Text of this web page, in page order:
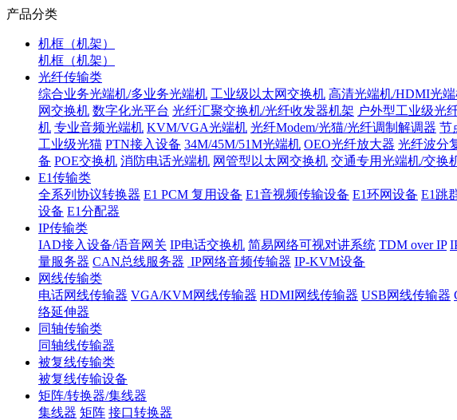
产品分类
机框（机架）
机框（机架）
光纤传输类
综合业务光端机/多业务光端机 工业级以太网交换机 高清光端机/HDMI光
网交换机 数字化光平台 光纤汇聚交换机/光纤收发器机架 户外型工业级光
机 专业音频光端机 KVM/VGA光端机 光纤Modem/光猫/光纤调制解调器 节
工业级光猫 PTN接入设备 34M/45M/51M光端机 OEO光纤放大器 光纤波分
备 POE交换机 消防电话光端机 网管型以太网交换机 交通专用光端机/交换
E1传输类
全系列协议转换器 E1 PCM 复用设备 E1音视频传输设备 E1环网设备 E1跳
设备 E1分配器
IP传输类
IAD接入设备/语音网关 IP电话交换机 简易网络可视对讲系统 TDM over IP
量服务器 CAN总线服务器 IP网络音频传输器 IP-KVM设备
网线传输类
电话网线传输器 VGA/KVM网线传输器 HDMI网线传输器 USB网线传输器
络延伸器
同轴传输类
同轴线传输器
被复线传输类
被复线传输设备
矩阵/转换器/集线器
集线器 矩阵 接口转换器